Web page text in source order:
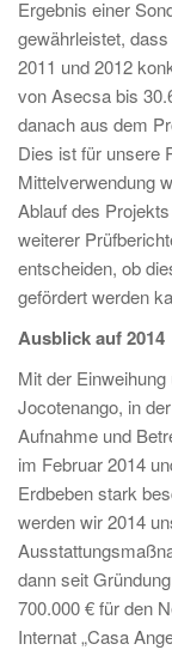
Ergebnis einer
gewährleistet,
2011 und 2012
von Asecsa bis
danach aus dem
Dies ist für unsere
Mittelverwendung
Ablauf des
weiterer
entscheiden, ob
gefördert werden
Ausblick auf 2014
Mit der
Jocotenango, in
Aufnahme und
im Februar 2014
Erdbeben stark
werden wir 2014
dann seit
700.000 € für den
Internat „Casa